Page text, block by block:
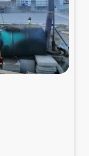
・リサイクル・プロ